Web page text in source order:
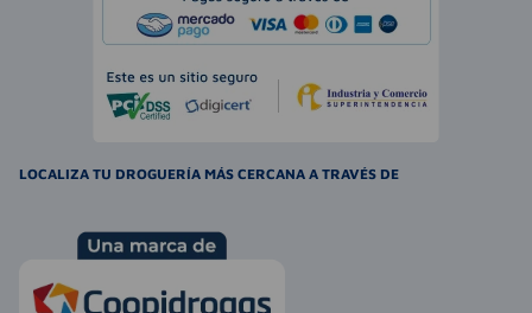
LOCALIZA TU DROGUERÍA MÁS CERCANA A TRAVÉS DE